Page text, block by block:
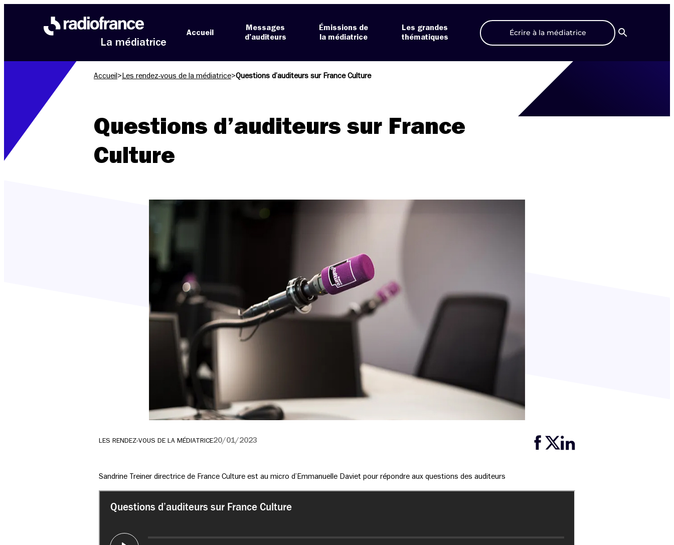
La médiatrice
Accueil
Messages
d’auditeurs
Émissions de
la médiatrice
Les grandes
thématiques
Écrire à la médiatrice
Recherche
Accueil > Les rendez-vous de la médiatrice>Questions d’auditeurs sur France Culture
Questions d’auditeurs sur France
Culture
LES RENDEZ-VOUS DE LA MÉDIATRICE20/01/2023
Sandrine Treiner directrice de France Culture est au micro d’Emmanuelle Daviet pour répondre aux questions des auditeurs